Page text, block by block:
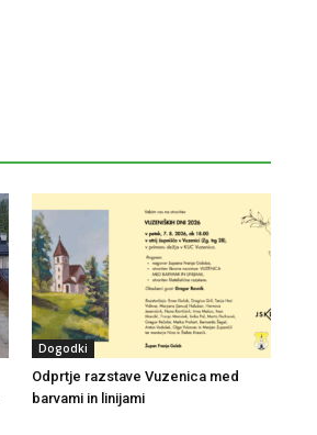
Dogodki
Odprtje razstave Vuzenica med
barvami in linijami